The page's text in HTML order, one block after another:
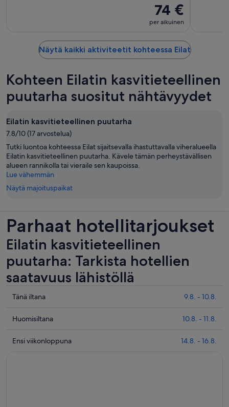
74 €
per aikuinen
Näytä kaikki aktiviteetit kohteessa Eilat
Kohteen Eilatin kasvitieteellinen
puutarha suositut nähtävyydet
Eilatin kasvitieteellinen puutarha
7.8/10 (17 arvostelua)
Tutki luontoa kohteessa Eilat sijaitsevalla ihastuttavalla viheralueella
Eilatin kasvitieteellinen puutarha. Kävele tämän perheystävällisen
alueen rannikolla tai vieraile sen kaupoissa.
Lue vähemmän
Näytä majoituspaikat
Parhaat hotellitarjoukset
Eilatin kasvitieteellinen
puutarha: Tarkista hotellien
saatavuus lähistöllä
Tarkista
lähellä
Eilatin
Tänä iltana 9.8. - 10.8.
Tarkista
lähellä
Huomisiltana 10.8. - 11.8.
Tarkista
Ensi viikonloppuna 14.8. - 16.8.